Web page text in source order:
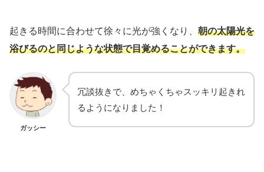
起きる時間に合わせて徐々に光が強くなり、 朝の太陽光を
浴びるのと同じような状態で目覚めることができます。
ガッシー
冗談抜きで、めちゃくちゃスッキリ起きれ
るようになりました！